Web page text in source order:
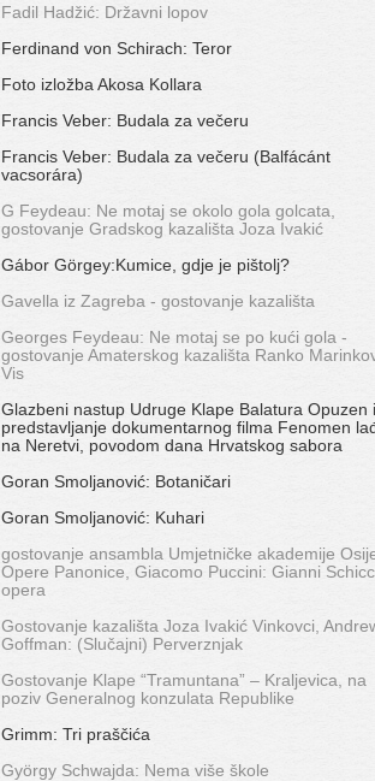
Fadil Hadžić: Državni lopov
Ferdinand von Schirach: Teror
Foto izložba Akosa Kollara
Francis Veber: Budala za večeru
Francis Veber: Budala za večeru (Balfácánt
vacsorára)
G Feydeau: Ne motaj se okolo gola golcata,
gostovanje Gradskog kazališta Joza Ivakić
Gábor Görgey:Kumice, gdje je pištolj?
Gavella iz Zagreba - gostovanje kazališta
Georges Feydeau: Ne motaj se po kući gola -
gostovanje Amaterskog kazališta Ranko
Vis
Glazbeni nastup Udruge Klape Balatura Opuzen i
predstavljanje dokumentarnog filma Fenomen
na Neretvi, povodom dana Hrvatskog sabora
Goran Smoljanović: Botaničari
Goran Smoljanović: Kuhari
gostovanje ansambla Umjetničke akademije
Opere Panonice, Giacomo Puccini: Gianni
opera
Gostovanje kazališta Joza Ivakić Vinkovci,
Goffman: (Slučajni) Perverznjak
Gostovanje Klape “Tramuntana” – Kraljevica, na
poziv Generalnog konzulata Republike
Grimm: Tri praščića
György Schwajda: Nema više škole